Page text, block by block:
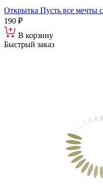
Открытка Пусть все мечты
190 ₽
В корзину
Быстрый заказ